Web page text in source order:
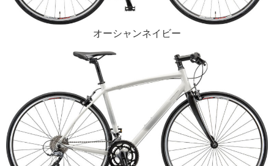
オーシャンネイビー